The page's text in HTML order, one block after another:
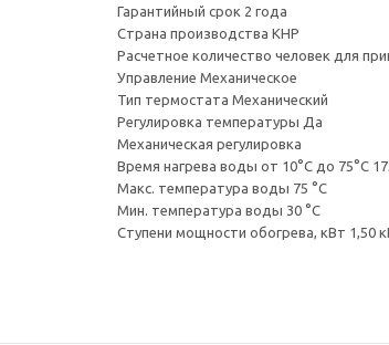
Гарантийный срок 2 года
Страна производства КНР
Расчетное количество человек для
Управление Механическое
Тип термостата Механический
Регулировка температуры Да
Механическая регулировка
Время нагрева воды от 10°С до 75°С
Макс. температура воды 75 °С
Мин. температура воды 30 °С
Ступени мощности обогрева, кВт 1,50